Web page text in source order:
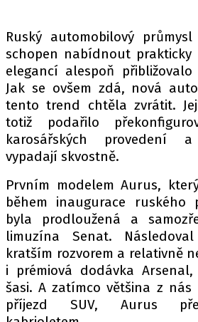
FIA CEZ & POHÁRY
MEZINÁRODNÍ
SLEDUJTE NÁS NA
Máte příběh, fotku
ETICKÝ KODEX
KONTAKT
VYDAVATEL
INZERCE
OSOBNÍ ÚDAJE /
Ruský automobilový
schopen nabídnout prakticky
elegancí alespoň
Jak se ovšem zdá, nová
tento trend chtěla zvrátit.
totiž podařilo
karosářských provedení
vypadají skvostně.
Prvním modelem Aurus,
během inaugurace ruského
byla prodloužená a
limuzína Senat.
kratším rozvorem a relativně
i prémiová dodávka
šasi. A zatímco většina z nás
příjezd SUV, Aurus